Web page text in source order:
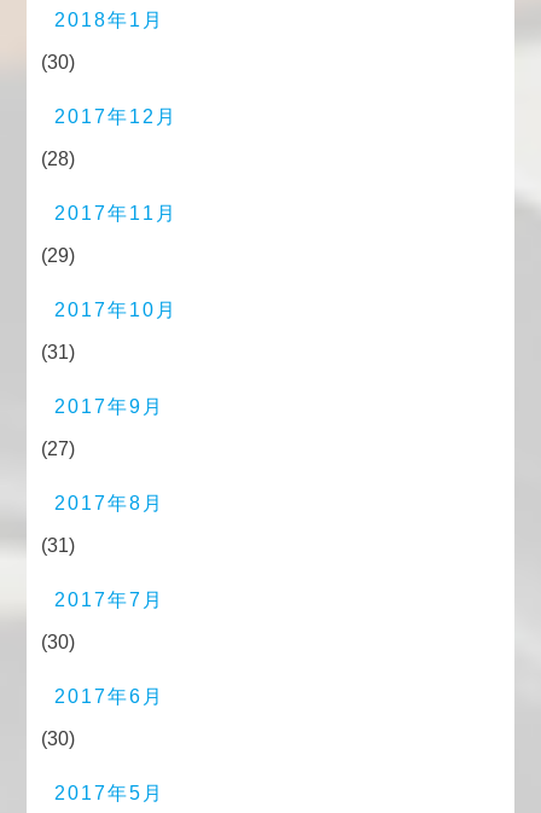
2018年1月
(30)
2017年12月
(28)
2017年11月
(29)
2017年10月
(31)
2017年9月
(27)
2017年8月
(31)
2017年7月
(30)
2017年6月
(30)
2017年5月